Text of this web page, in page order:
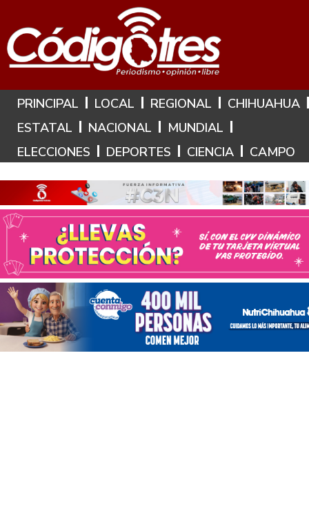
Hoy es: 7 de Agosto de 2026
PRINCIPAL LOCAL REGIONAL
CHIHUAHUA
ESTATAL
NACIONAL
MUNDIAL
ELECCIONES
DEPORTES CIENCIA CAMPO